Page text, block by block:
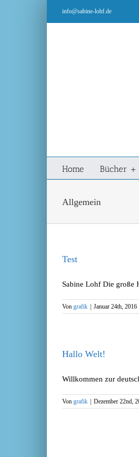
info@sabine-lohf.de
Home Bücher +
Allgemein
Test
Sabine Lohf Die
Von grafik | Januar 24th, 2016
Hallo Welt!
Willkommen zur
Von grafik | Dezember 22nd,